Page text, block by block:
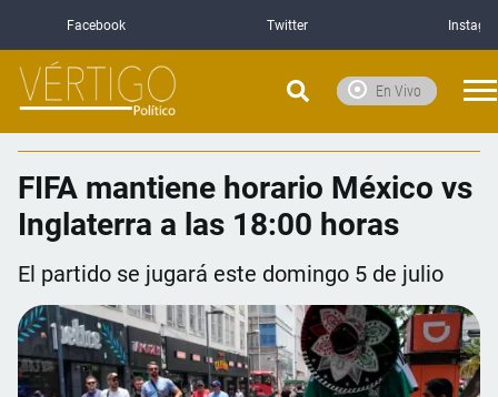
Facebook Twitter
En Vivo
FIFA mantiene horario México vs
Inglaterra a las 18:00 horas
El partido se jugará este domingo 5 de julio